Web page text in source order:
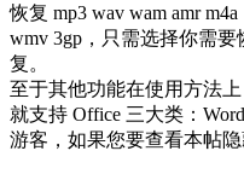
恢复 mp3 wav wam amr
wmv 3gp，只需选择你需
复。
至于其他功能在使用方法
就支持 Office 三大类：Word
游客，如果您要查看本帖